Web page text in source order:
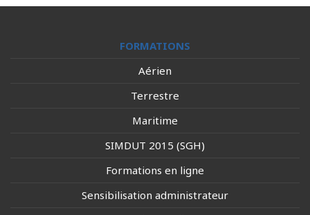
FORMATIONS
Aérien
Terrestre
Maritime
SIMDUT 2015 (SGH)
Formations en ligne
Sensibilisation administrateur